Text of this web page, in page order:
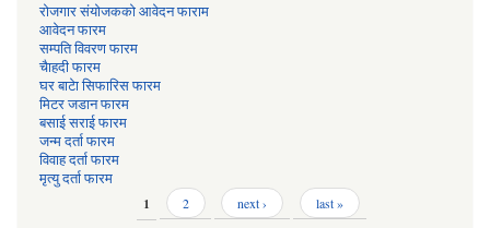
रोजगार संयोजकको आवेदन फाराम
आवेदन फारम
सम्पति विवरण फारम
चैाहदी फारम
घर बाटेा सिफारिस फारम
मिटर जडान फारम
बसाई सराई फारम
जन्म दर्ता फारम
विवाह दर्ता फारम
मृत्यु दर्ता फारम
1 2 next › last »